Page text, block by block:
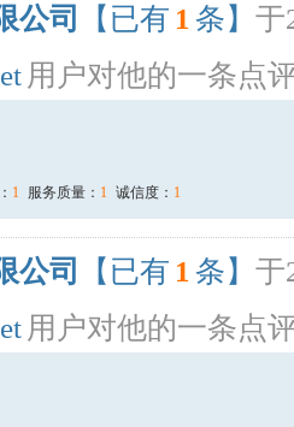
公司 【已有 1 条】 于
用户对他的一条点
1 服务质量： 1 诚信度： 1
公司 【已有 1 条】 于
用户对他的一条点